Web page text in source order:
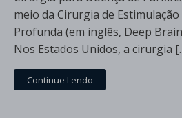
meio da Cirurgia de
Profunda (em inglês, Deep
Nos Estados Unidos, a cirurgia
Continue Lendo